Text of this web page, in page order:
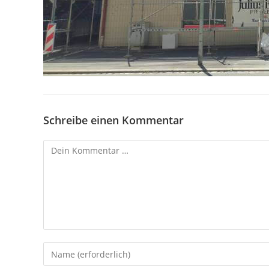
Schreibe einen Kommentar